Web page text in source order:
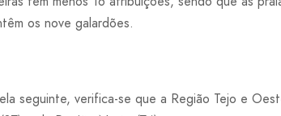
os nove galardões.
seguinte, verifica-se que a Região Tejo e